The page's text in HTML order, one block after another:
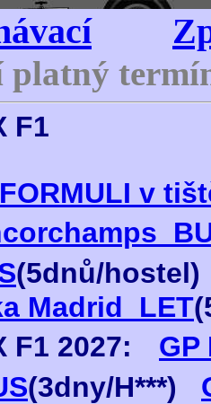
platný
F1
v
(5dnů/hostel)
Madrid_LET(
F1 2027:
GP
(3dny/H***)